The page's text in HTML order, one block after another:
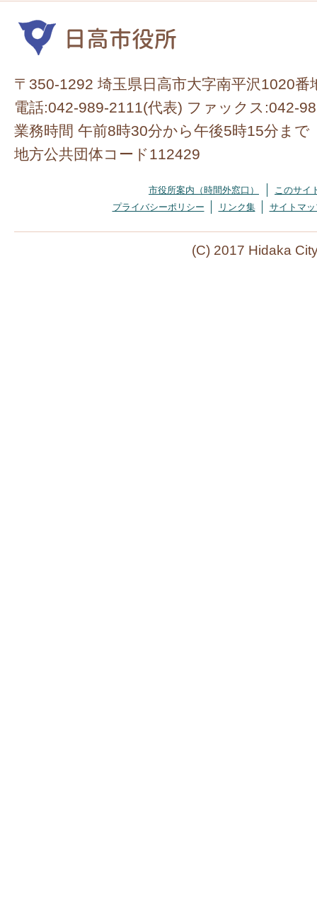
〒350-1292 埼玉県日高市大字南平沢1020番
電話:042-989-2111(代表) ファックス:042-
業務時間 午前8時30分から午後5時15分まで
地方公共団体コード112429
市役所案内（時間外窓口）
このサイ
プライバシーポリシー
リンク集 サイトマッ
(C) 2017 Hidaka